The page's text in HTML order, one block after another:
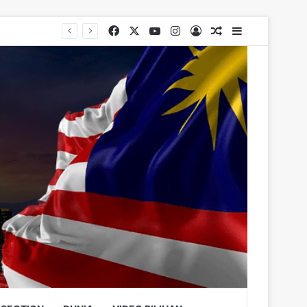
Facebook YouTubeInstagram
Log InRandom Article